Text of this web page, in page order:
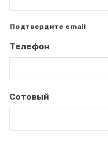
Подтвердите email
Телефон
Сотовый